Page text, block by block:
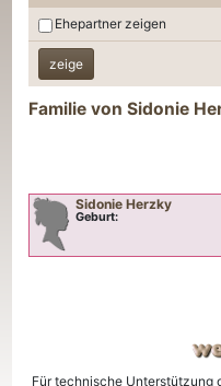
Ehepartner zeigen
Familie vonSidonie
SidonieHerzky
Geburt:
Für technische Unterstützung